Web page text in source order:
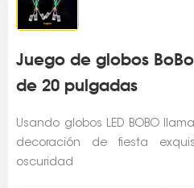
Juego de globos
de 20 pulgadas
Usando globos LED BOBO
decoración de fiesta
oscuridad